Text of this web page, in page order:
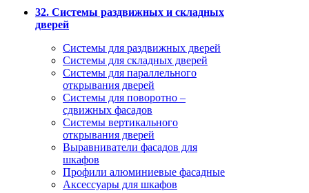
32. Системы раздвижных и складных
дверей
Системы для раздвижных дверей
Системы для складных дверей
Системы для параллельного
открывания дверей
Системы для поворотно –
сдвижных фасадов
Системы вертикального
открывания дверей
Выравниватели фасадов для
шкафов
Профили алюминиевые фасадные
Аксессуары для шкафов